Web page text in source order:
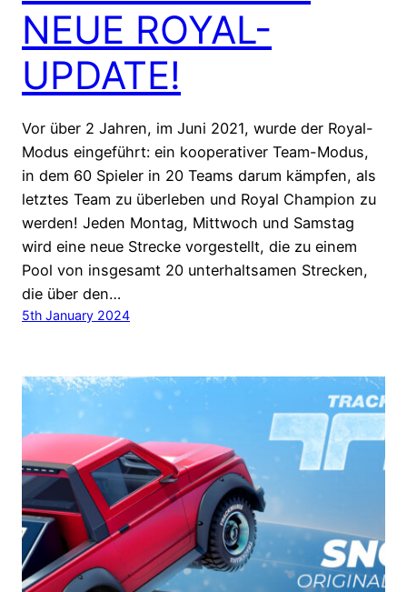
NEUE ROYAL-
UPDATE!
Vor über 2 Jahren, im Juni 2021, wurde der Royal-
Modus eingeführt: ein kooperativer Team-Modus,
in dem 60 Spieler in 20 Teams darum kämpfen, als
letztes Team zu überleben und Royal Champion zu
werden! Jeden Montag, Mittwoch und Samstag
wird eine neue Strecke vorgestellt, die zu einem
Pool von insgesamt 20 unterhaltsamen Strecken,
die über den…
5th January 2024